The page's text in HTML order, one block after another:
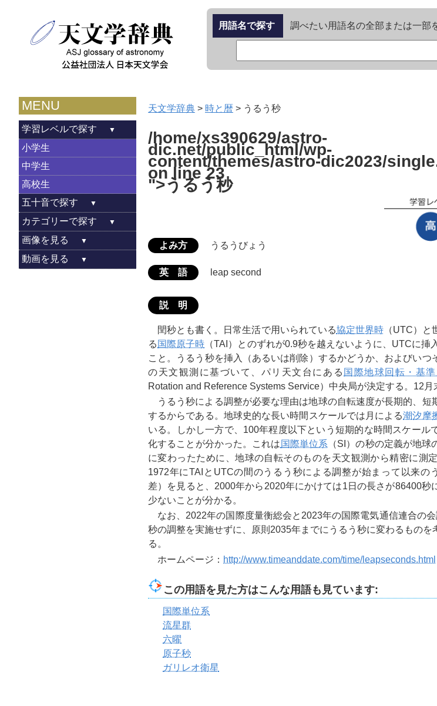
用語名で探す 調べたい用語名の全部または一部
MENU
学習レベルで探す
小学生
中学生
高校生
五十音で探す
カテゴリーで探す
画像を見る
動画を見る
天文学辞典 > 時と暦 > うるう秒
/home/xs390629/astro-
dic.net/public_html/wp-
content/themes/astro-dic2023/
on line23
">うるう秒
よみ方 うるうびょう
英 語 leap second
説 明
閏秒とも書く。日常生活で用いられている協定世界時 （UTC）
る 国際原子時 （TAI）とのずれが0.9秒を越えないように、UTCに
こと。うるう秒を挿入（あるいは削除）するかどうか、およびいつ
の天文観測に基づいて、パリ天文台にある 国際地球回転・基
Rotation and Reference Systems Service）中央局が決定する。12月
うるう秒による調整が必要な理由は地球の自転速度が長期的、
するからである。地球史的な長い時間スケールでは月による潮汐摩
いる。しかし一方で、100年程度以下という短期的な時間スケール
化することが分かった。これは 国際単位系 （SI）の秒の定義が地
に変わったために、地球の自転そのものを天文観測から精密に測
1972年にTAIとUTCの間のうるう秒による調整が始まって以来の
差）を見ると、2000年から2020年にかけては1日の長さが86400秒
少ないことが分かる。
なお、2022年の国際度量衡総会と2023年の国際電気通信連合の
秒の調整を実施せずに、原則2035年までにうるう秒に変わるものを
る。
ホームページ： http://www.timeanddate.com/time/leapseconds.html
この用語を見た方はこんな用語も見ています:
国際単位系
流星群
六曜
原子秒
ガリレオ衛星